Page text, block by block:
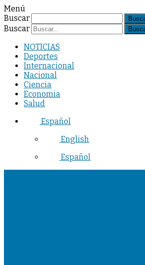
Menú
Buscar
Buscar
NOTICIAS
Deportes
Internacional
Nacional
Ciencia
Economia
Salud
Español
English
Español